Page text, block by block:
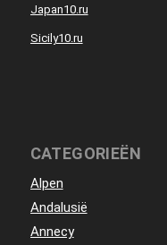
Japan10.ru
Sicily10.ru
CATEGORIEËN
Alpen
Andalusië
Annecy